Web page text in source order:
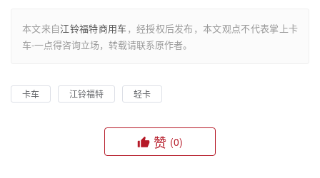
本文来自江铃福特商用车，经授权后发布，本文观点不代表掌上卡
车-一点得咨询立场，转载请联系原作者。
卡车 江铃福特 轻卡
赞 (0)